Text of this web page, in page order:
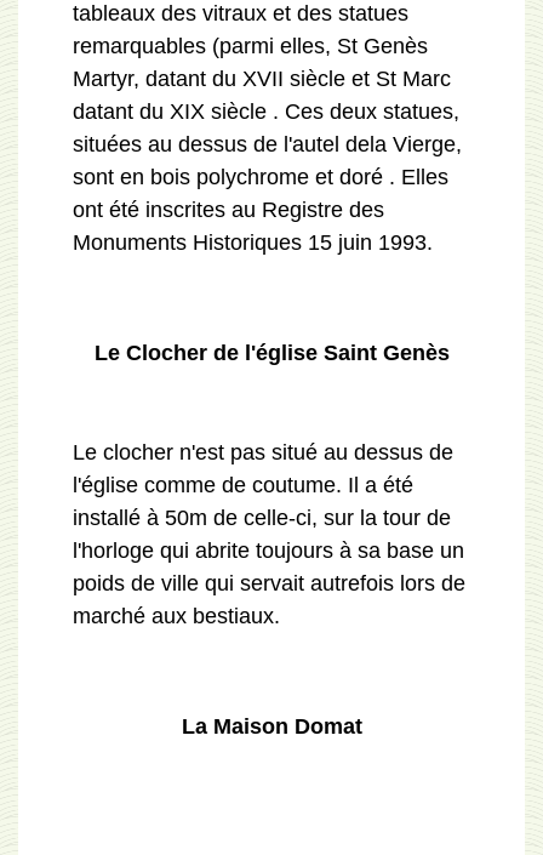
tableaux des vitraux et des statues
remarquables (parmi elles, St Genès
Martyr, datant du XVII siècle et St Marc
datant du XIX siècle . Ces deux statues,
situées au dessus de l'autel dela Vierge,
sont en bois polychrome et doré . Elles
ont été inscrites au Registre des
Monuments Historiques 15 juin 1993.
Le Clocher de l'église Saint Genès
Le clocher n'est pas situé au dessus de
l'église comme de coutume. Il a été
installé à 50m de celle-ci, sur la tour de
l'horloge qui abrite toujours à sa base un
poids de ville qui servait autrefois lors de
marché aux bestiaux.
La Maison Domat